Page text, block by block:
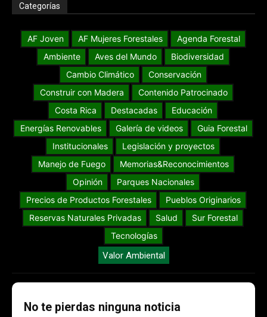
Categorías
AF Joven AF Mujeres Forestales
Agenda Forestal
Ambiente
Aves del Mundo
Biodiversidad
Cambio Climático
Conservación
Construir con Madera
Contenido Patrocinado
Costa Rica
Destacadas
Educación
Energías Renovables
Galería de videos
Guia Forestal
Institucionales
Legislación y proyectos
Manejo de Fuego
Memorias&Reconocimientos
Opinión
Parques Nacionales
Precios de Productos Forestales
Pueblos Originarios
Reservas Naturales Privadas
Salud
Sur Forestal
Tecnologías
Valor Ambiental
No te pierdas ninguna noticia